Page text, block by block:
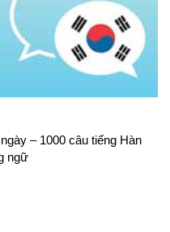
– 1000 câu tiếng Hàn
ngữ